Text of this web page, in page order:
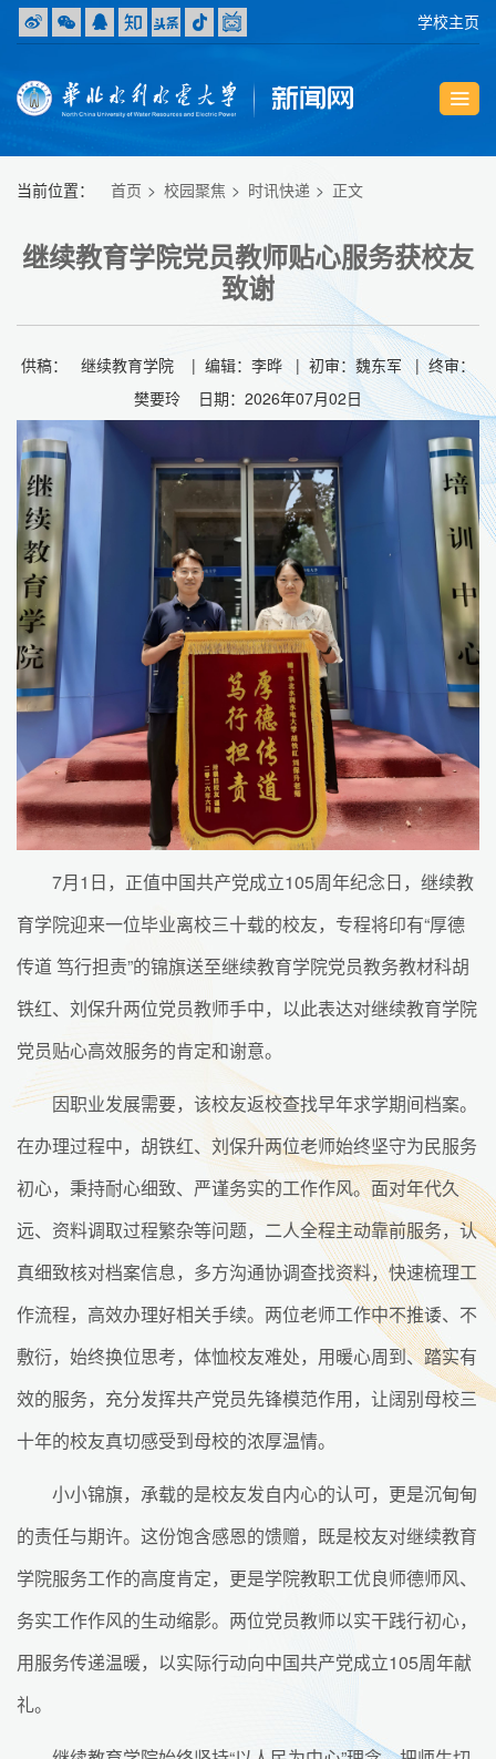
学校主页
当前位置： 首页 校园聚焦 时讯快递 正文
继续教育学院党员教师贴心服务获校友
致谢
供稿： 继续教育学院 | 编辑：李晔 | 初审：魏东军 | 终审：
樊要玲 日期：2026年07月02日
7月1日，正值中国共产党成立105周年纪念日，继续教
育学院迎来一位毕业离校三十载的校友，专程将印有“厚德
传道 笃行担责”的锦旗送至继续教育学院党员教务教材科胡
铁红、刘保升两位党员教师手中，以此表达对继续教育学院
党员贴心高效服务的肯定和谢意。
因职业发展需要，该校友返校查找早年求学期间档案。
在办理过程中，胡铁红、刘保升两位老师始终坚守为民服务
初心，秉持耐心细致、严谨务实的工作作风。面对年代久
远、资料调取过程繁杂等问题，二人全程主动靠前服务，认
真细致核对档案信息，多方沟通协调查找资料，快速梳理工
作流程，高效办理好相关手续。两位老师工作中不推诿、不
敷衍，始终换位思考，体恤校友难处，用暖心周到、踏实有
效的服务，充分发挥共产党员先锋模范作用，让阔别母校三
十年的校友真切感受到母校的浓厚温情。
小小锦旗，承载的是校友发自内心的认可，更是沉甸甸
的责任与期许。这份饱含感恩的馈赠，既是校友对继续教育
学院服务工作的高度肯定，更是学院教职工优良师德师风、
务实工作作风的生动缩影。两位党员教师以实干践行初心，
用服务传递温暖，以实际行动向中国共产党成立105周年献
礼。